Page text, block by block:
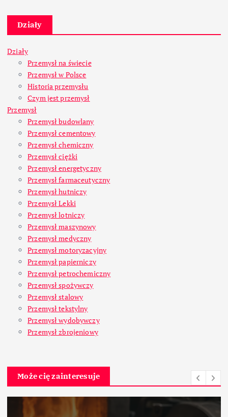
Działy
Działy
Przemysł na świecie
Przemysł w Polsce
Historia przemysłu
Czym jest przemysł
Przemysł
Przemysł budowlany
Przemysł cementowy
Przemysł chemiczny
Przemysł ciężki
Przemysł energetyczny
Przemysł farmaceutyczny
Przemysł hutniczy
Przemysł Lekki
Przemysł lotniczy
Przemysł maszynowy
Przemysł medyczny
Przemysł motoryzacyjny
Przemysł papierniczy
Przemysł petrochemiczny
Przemysł spożywczy
Przemysł stalowy
Przemysł tekstylny
Przemysł wydobywczy
Przemysł zbrojeniowy
Może cię zainteresuje